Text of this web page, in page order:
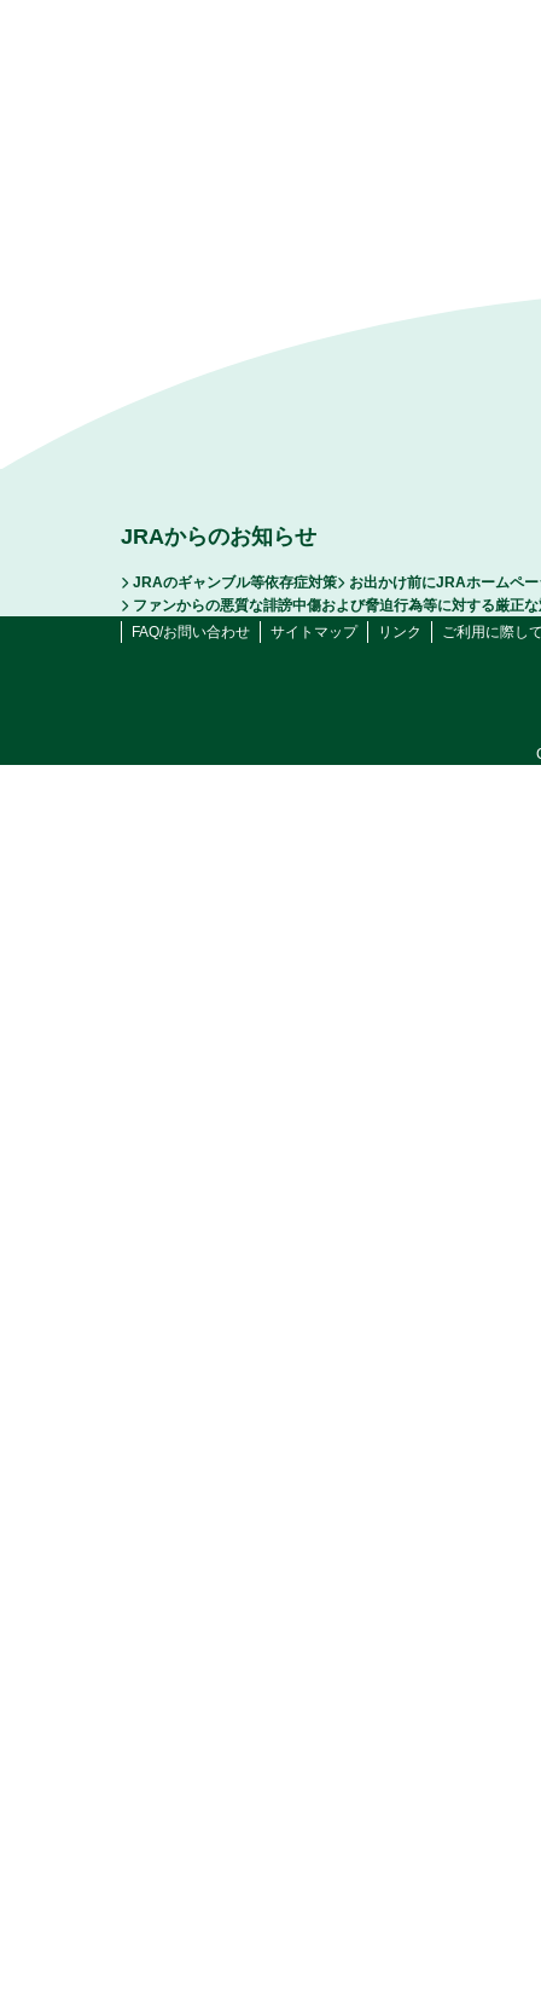
JRAからのお知らせ
JRAのギャンブル等依存症対策
お出かけ前にJRAホームペ
ファンからの悪質な誹謗中傷および脅迫行為等に対する厳正
FAQ/お問い合わせ
サイトマップ リンク ご利用に際し